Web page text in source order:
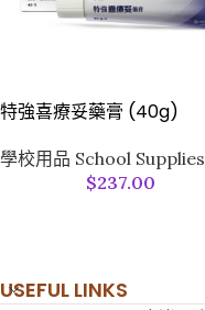
特強喜療妥藥膏 (40g)
學校用品 School Supplies
$237.00
USEFUL LINKS